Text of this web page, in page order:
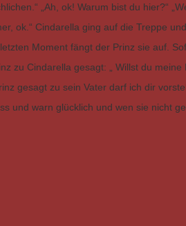
„Ah, ok! Warum bist du hier?“
ok.“ Cindarella ging auf die Treppe
Moment fängt der Prinz sie auf.
zu Cindarella gesagt: „ Willst du
gesagt zu sein Vater darf ich dir
und warn glücklich und wen sie nicht